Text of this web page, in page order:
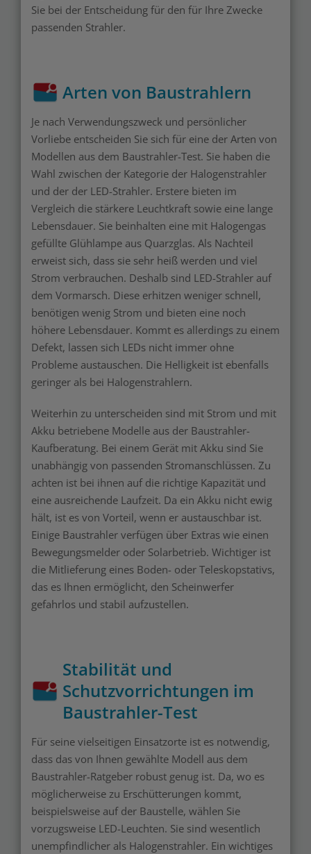
Sie bei der Entscheidung für den für Ihre Zwecke
passenden Strahler.
Arten von Baustrahlern
Je nach Verwendungszweck und persönlicher
Vorliebe entscheiden Sie sich für eine der Arten von
Modellen aus dem Baustrahler-Test. Sie haben die
Wahl zwischen der Kategorie der Halogenstrahler
und der der LED-Strahler. Erstere bieten im
Vergleich die stärkere Leuchtkraft sowie eine lange
Lebensdauer. Sie beinhalten eine mit Halogengas
gefüllte Glühlampe aus Quarzglas. Als Nachteil
erweist sich, dass sie sehr heiß werden und viel
Strom verbrauchen. Deshalb sind LED-Strahler auf
dem Vormarsch. Diese erhitzen weniger schnell,
benötigen wenig Strom und bieten eine noch
höhere Lebensdauer. Kommt es allerdings zu einem
Defekt, lassen sich LEDs nicht immer ohne
Probleme austauschen. Die Helligkeit ist ebenfalls
geringer als bei Halogenstrahlern.
Weiterhin zu unterscheiden sind mit Strom und mit
Akku betriebene Modelle aus der Baustrahler-
Kaufberatung. Bei einem Gerät mit Akku sind Sie
unabhängig von passenden Stromanschlüssen. Zu
achten ist bei ihnen auf die richtige Kapazität und
eine ausreichende Laufzeit. Da ein Akku nicht ewig
hält, ist es von Vorteil, wenn er austauschbar ist.
Einige Baustrahler verfügen über Extras wie einen
Bewegungsmelder oder Solarbetrieb. Wichtiger ist
die Mitlieferung eines Boden- oder Teleskopstativs,
das es Ihnen ermöglicht, den Scheinwerfer
gefahrlos und stabil aufzustellen.
Stabilität und
Schutzvorrichtungen im
Baustrahler-Test
Für seine vielseitigen Einsatzorte ist es notwendig,
dass das von Ihnen gewählte Modell aus dem
Baustrahler-Ratgeber robust genug ist. Da, wo es
möglicherweise zu Erschütterungen kommt,
beispielsweise auf der Baustelle, wählen Sie
vorzugsweise LED-Leuchten. Sie sind wesentlich
unempfindlicher als Halogenstrahler. Ein wichtiges